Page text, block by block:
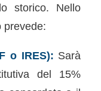
storico. Nello
prevede:
o IRES): Sarà
del 15%